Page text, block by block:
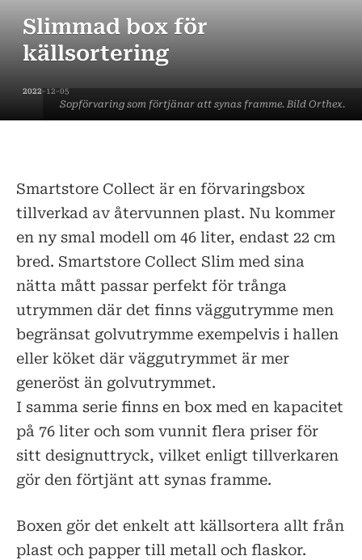
Sopförvaring som förtjänar att synas framme. Bild Orthex.
Slimmad box för
källsortering
2022-12-05
Smartstore Collect är en förvaringsbox
tillverkad av återvunnen plast. Nu kommer
en ny smal modell om 46 liter, endast 22 cm
bred. Smartstore Collect Slim med sina
nätta mått passar perfekt för trånga
utrymmen där det finns väggutrymme men
begränsat golvutrymme exempelvis i hallen
eller köket där väggutrymmet är mer
generöst än golvutrymmet.
I samma serie finns en box med en kapacitet
på 76 liter och som vunnit flera priser för
sitt designuttryck, vilket enligt tillverkaren
gör den förtjänt att synas framme.
Boxen gör det enkelt att källsortera allt från
plast och papper till metall och flaskor.